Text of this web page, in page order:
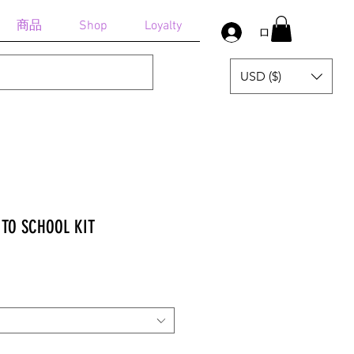
商品 Shop Loyalty ログイン
USD ($)
SCHOOL KIT